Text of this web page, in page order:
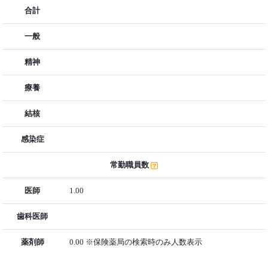
合計
一般
精神
療養
結核
感染症
常勤職員数
医師 1.00
歯科医師
薬剤師 0.00 ※保険薬局の検索時のみ人数表示